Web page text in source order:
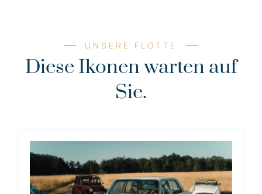
UNSERE FLOTTE
Diese Ikonen warten auf
Sie.